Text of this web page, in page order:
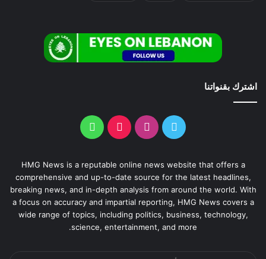
اشترك بقنواتنا
HMG News is a reputable online news website that offers a
comprehensive and up-to-date source for the latest headlines,
breaking news, and in-depth analysis from around the world. With
a focus on accuracy and impartial reporting, HMG News covers a
wide range of topics, including politics, business, technology,
science, entertainment, and more.